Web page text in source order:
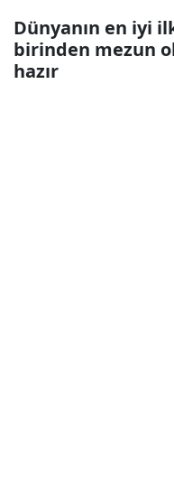
Dünyanın en iyi
birinden mezun
hazır